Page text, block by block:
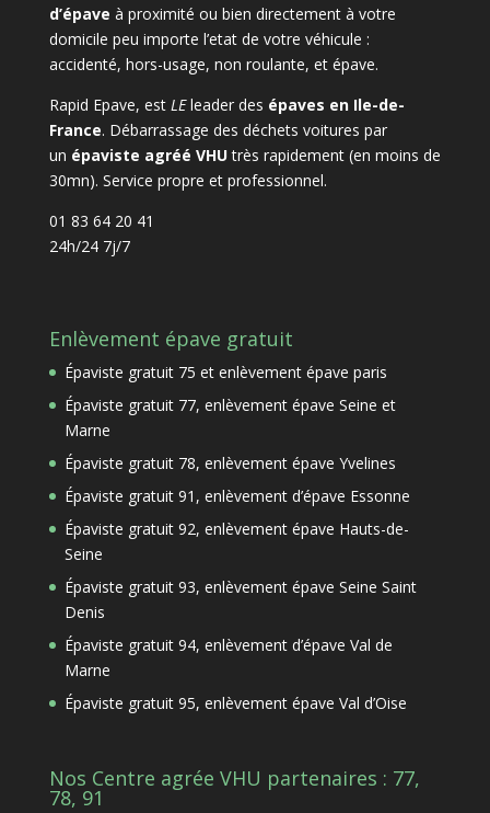
d’épave à proximité ou bien directement à votre
domicile peu importe l’etat de votre véhicule :
accidenté, hors-usage, non roulante, et épave.
Rapid Epave, est LEleader des épaves en Ile-de-
France. Débarrassage des déchets voitures par
un épaviste agréé VHUtrès rapidement (en moins de
30mn). Service propre et professionnel.
01 83 64 20 41
24h/24 7j/7
Enlèvement épave gratuit
Épaviste gratuit 75 et enlèvement épave paris
Épaviste gratuit 77, enlèvement épave Seine et
Marne
Épaviste gratuit 78, enlèvement épave Yvelines
Épaviste gratuit 91, enlèvement d’épave Essonne
Épaviste gratuit 92, enlèvement épave Hauts-de-
Seine
Épaviste gratuit 93, enlèvement épave Seine Saint
Denis
Épaviste gratuit 94, enlèvement d’épave Val de
Marne
Épaviste gratuit 95, enlèvement épave Val d’Oise
Nos Centre agrée VHU partenaires : 77,
78, 91